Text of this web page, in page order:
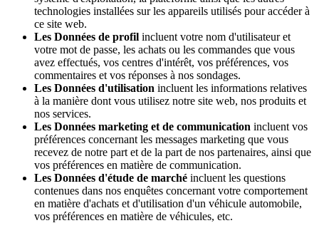
technologies installées sur les appareils utilisés pour accéder à
ce site web.
Les Données de profil incluent votre nom d'utilisateur et
votre mot de passe, les achats ou les commandes que vous
avez effectués, vos centres d'intérêt, vos préférences, vos
commentaires et vos réponses à nos sondages.
Les Données d'utilisation incluent les informations relatives
à la manière dont vous utilisez notre site web, nos produits et
nos services.
Les Données marketing et de communication incluent vos
préférences concernant les messages marketing que vous
recevez de notre part et de la part de nos partenaires, ainsi que
vos préférences en matière de communication.
Les Données d'étude de marché incluent les questions
contenues dans nos enquêtes concernant votre comportement
en matière d'achats et d'utilisation d'un véhicule automobile,
vos préférences en matière de véhicules, etc.